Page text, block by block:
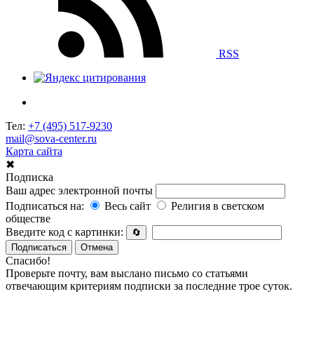
RSS
Тел: +7 (495) 517-9230
mail@sova-center.ru
Карта сайта
✖
Подписка
Ваш адрес электронной почты
Подписаться на:
Весь сайт
Религия в светском
обществе
Введите код с картинки:
🔄
Подписаться
Отмена
Спасибо!
Проверьте почту, вам выслано письмо со статьями
отвечающим критериям подписки за последние трое суток.